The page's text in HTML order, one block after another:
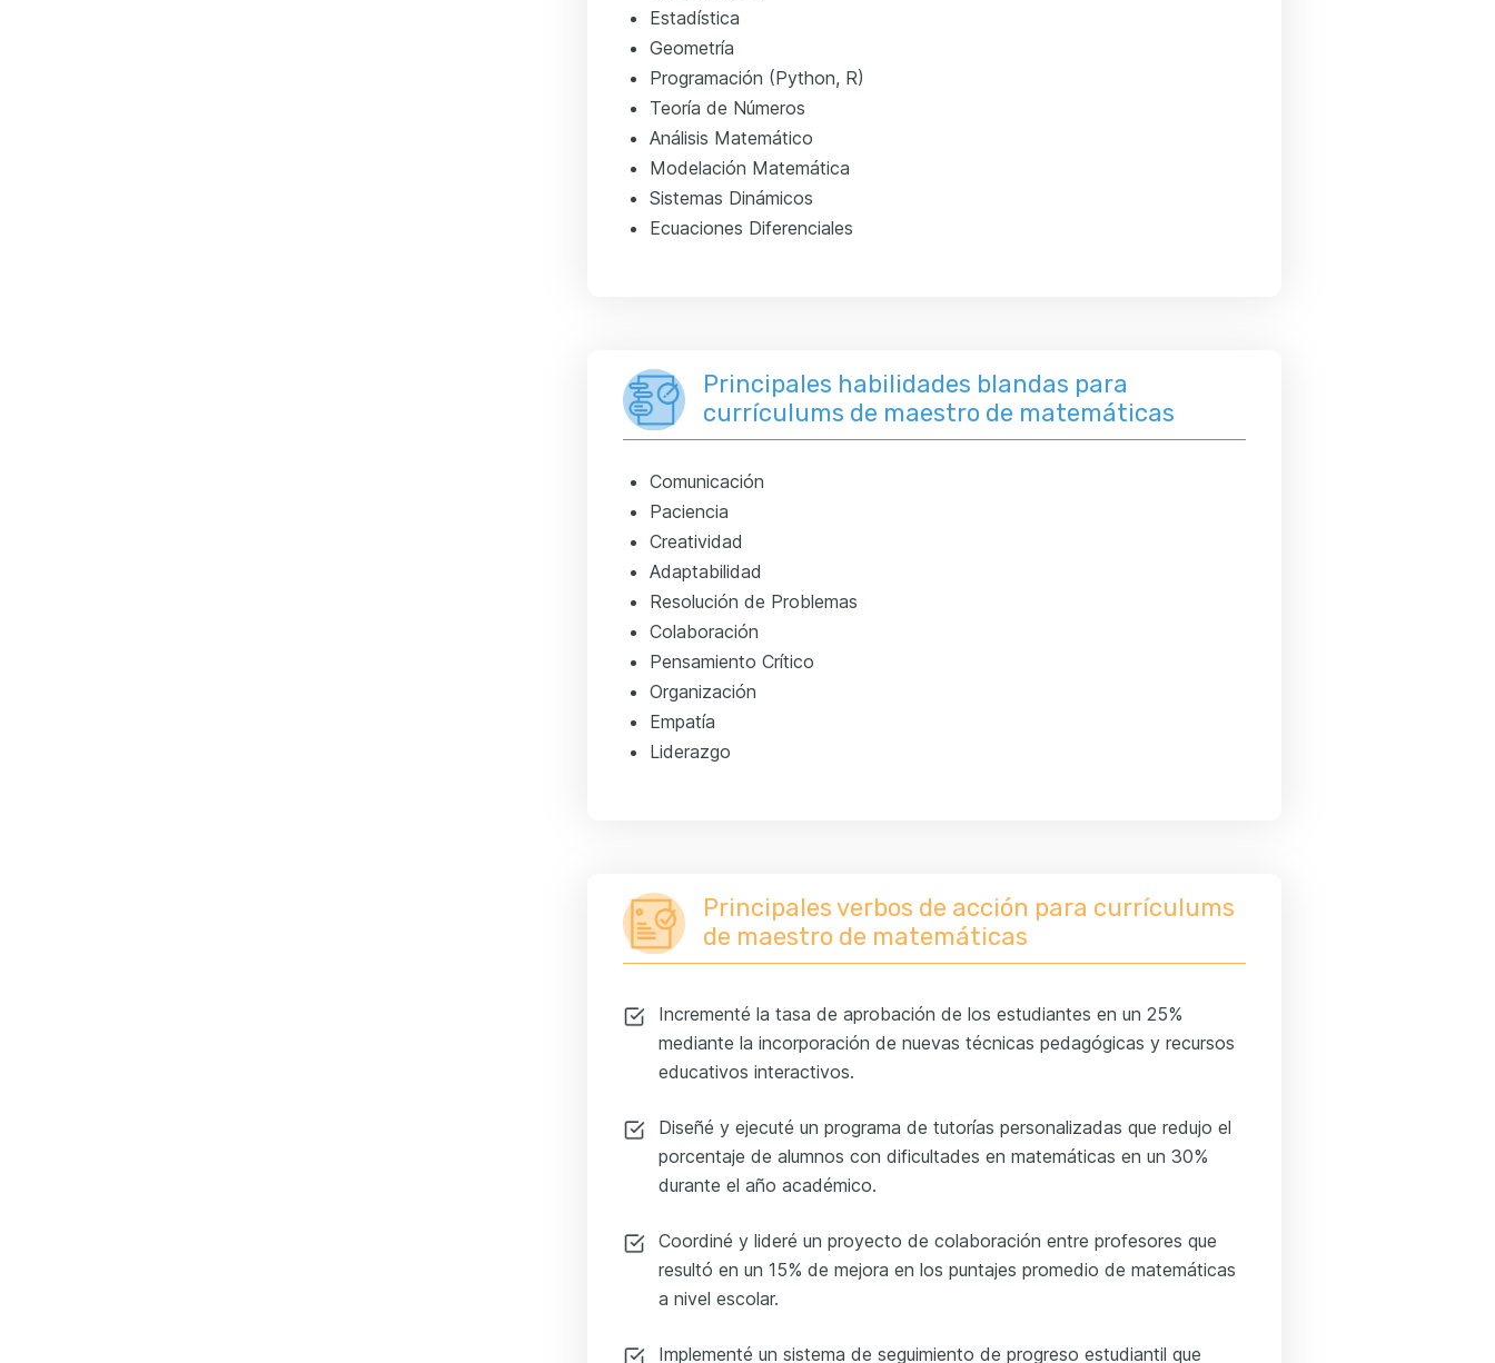
Estadística
Geometría
Programación (Python, R)
Teoría de Números
Análisis Matemático
Modelación Matemática
Sistemas Dinámicos
Ecuaciones Diferenciales
Principales habilidades blandas para
currículums de maestro de matemáticas
Comunicación
Paciencia
Creatividad
Adaptabilidad
Resolución de Problemas
Colaboración
Pensamiento Crítico
Organización
Empatía
Liderazgo
Principales verbos de acción para currículums
de maestro de matemáticas
Incrementé la tasa de aprobación de los estudiantes en un 25%
mediante la incorporación de nuevas técnicas pedagógicas y recursos
educativos interactivos.
Diseñé y ejecuté un programa de tutorías personalizadas que redujo el
porcentaje de alumnos con dificultades en matemáticas en un 30%
durante el año académico.
Coordiné y lideré un proyecto de colaboración entre profesores que
resultó en un 15% de mejora en los puntajes promedio de matemáticas
a nivel escolar.
Implementé un sistema de seguimiento de progreso estudiantil que